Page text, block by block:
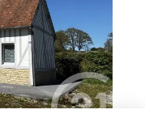
Immobilier vous